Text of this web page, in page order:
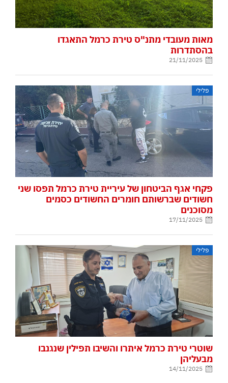
מאות מעובדי מתנ"ס טירת כרמל התאגדו
בהסתדרות
21/11/2025
פלילי
פקחי אגף הביטחון של עיריית טירת כרמל תפסו שני
חשודים שברשותם חומרים החשודים כסמים
מסוכנים
17/11/2025
פלילי
שוטרי טירת כרמל איתרו והשיבו תפילין שנגנבו
מבעליהן
14/11/2025